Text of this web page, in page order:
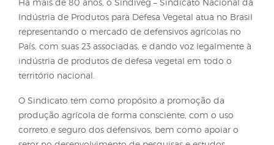
trimestre (48%) e o quarto (34%) concentraram a
parte das atividades de aplicação.
Em termos de volume, o incremento foi de 13,6%,
os herbicidas representando 45% do total,
demais categorias 8%.
O valor pago pelo agricultor somou US$ 19,9